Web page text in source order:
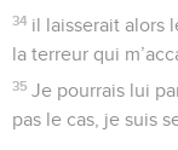
34 il laisserait alors
la terreur qui
35 Je pourrais lui
pas le cas, je suis